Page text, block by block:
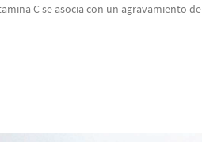
C se asocia con un agravamiento de